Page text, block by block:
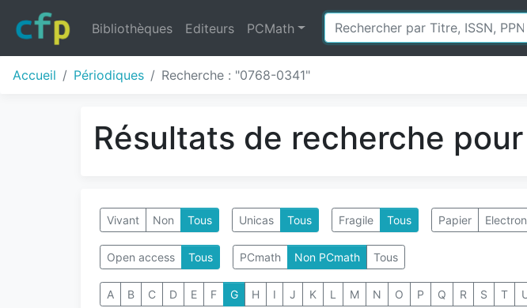
Bibliothèques Editeurs PCMath
Accueil Périodiques Recherche : "0768-0341"
Résultats de recherche
Vivant Non Tous Unicas Tous Fragile Tous Papier
Open access Tous PCmath Non PCmath Tous
A B C D E F G H I J K L M N O P Q R S T